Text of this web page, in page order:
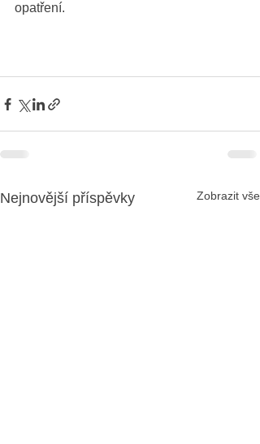
opatření.
Nejnovější příspěvky Zobrazit vše